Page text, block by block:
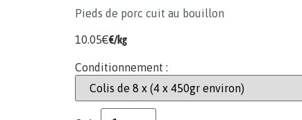
Pieds de porc cuit au bouillon
10.05€€/kg
Conditionnement :